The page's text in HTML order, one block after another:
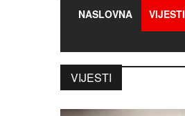
NASLOVNA VIJESTI
VIJESTI